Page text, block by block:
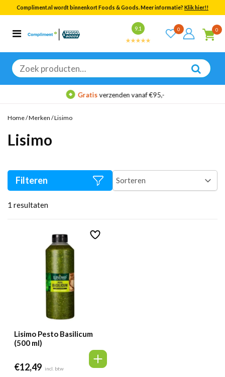
Compliment.nl wordt binnenkort Foods & Goods. Meer informatie? Klik hier!!
9.1 0 0
Zoeken
naar:
Categorieën
Bekijk alle resultaten
Gratisverzenden vanaf €95,-
Home/Merken /Lisimo
Lisimo
1 resultaten
Filteren
Lisimo Pesto Basilicum
(500 ml)
€12,49 incl. btw